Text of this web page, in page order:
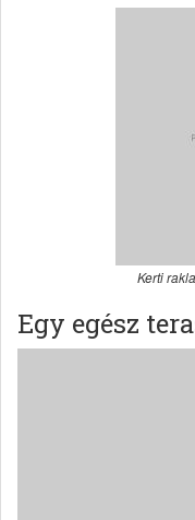
Kerti
Egy egész